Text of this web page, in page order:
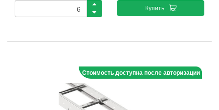
Купить
Стоимость доступна после авторизации